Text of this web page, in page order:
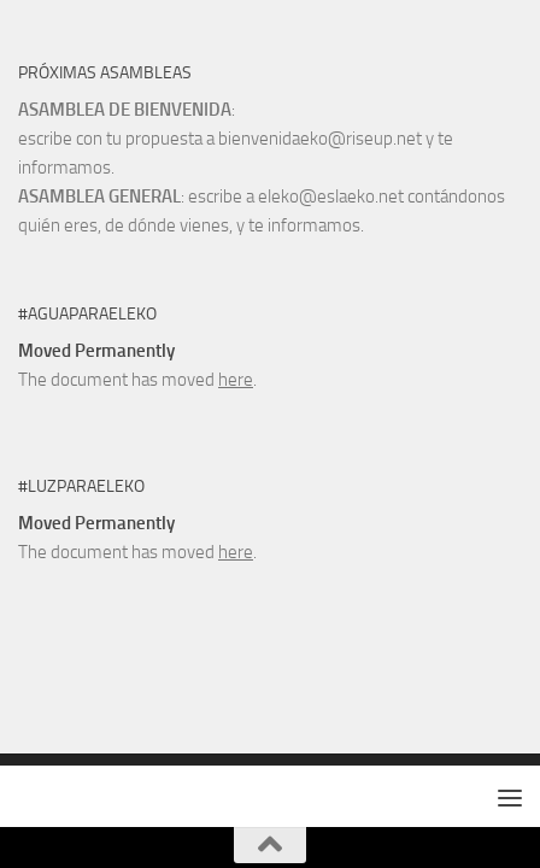
PRÓXIMAS ASAMBLEAS
ASAMBLEA DE BIENVENIDA:
escribe con tu propuesta a bienvenidaeko@riseup.net y te
informamos.
ASAMBLEA GENERAL: escribe a eleko@eslaeko.net contándonos
quién eres, de dónde vienes, y te informamos.
#AGUAPARAELEKO
Moved Permanently
The document has moved here.
#LUZPARAELEKO
Moved Permanently
The document has moved here.